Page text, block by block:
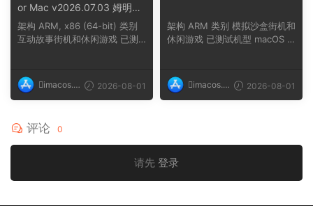
or Mac v2026.07.03 姆明冬
日暖阳
架构 ARM, x86 (64-bit) 类别
互动故事街机和休闲游戏 已测
imacos.t
op
2026-08-01
架构 ARM 类别 模拟沙盒街机和
休闲游戏 已测试机型 macOS T
imacos.t
op
2026-08-01
评论 0
请先 登录